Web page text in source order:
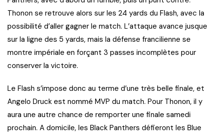
Thonon se retrouve alors sur les 24 yards du Flash, avec la
possibilité d’aller gagner le match. L’attaque avance jusque
sur la ligne des 5 yards, mais la défense francilienne se
montre impériale en forçant 3 passes incomplètes pour
conserver la victoire.
Le Flash s’impose donc au terme d’une très belle finale, et
Angelo Druck est nommé MVP du match. Pour Thonon, il y
aura une autre chance de remporter une finale samedi
prochain. A domicile, les Black Panthers défieront les Blue